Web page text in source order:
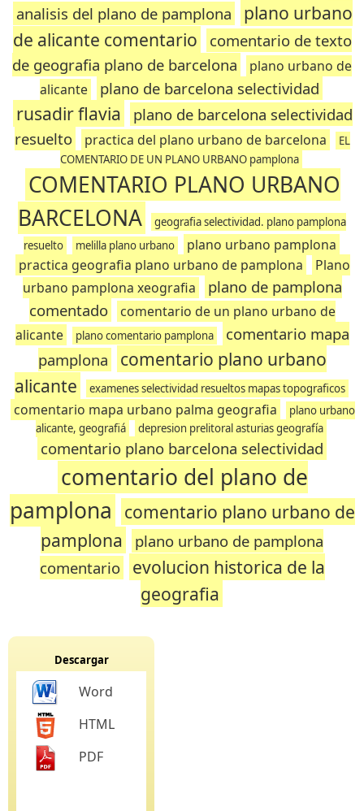
analisis del plano de pamplona
plano urbano
de alicante comentario
comentario de texto
de geografia plano de barcelona
plano urbano de
alicante
plano de barcelona selectividad
rusadir flavia
plano de barcelona selectividad
resuelto
practica del plano urbano de barcelona
EL
COMENTARIO DE UN PLANO URBANO pamplona
COMENTARIO PLANO URBANO
BARCELONA
geografia selectividad. plano pamplona
resuelto
melilla plano urbano
plano urbano pamplona
practica geografia plano urbano de pamplona
Plano
urbano pamplona xeografia
plano de pamplona
comentado
comentario de un plano urbano de
alicante
plano comentario pamplona
comentario mapa
pamplona
comentario plano urbano
alicante
examenes selectividad resueltos mapas topograficos
comentario mapa urbano palma geografia
plano urbano
alicante, geografiá
depresion prelitoral asturias geografía
comentario plano barcelona selectividad
comentario del plano de
pamplona
comentario plano urbano de
pamplona
plano urbano de pamplona
comentario
evolucion historica de la
geografia
Descargar
Word
HTML
PDF